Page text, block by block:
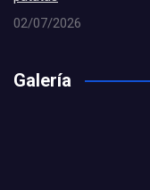
02/07/2026
Galería